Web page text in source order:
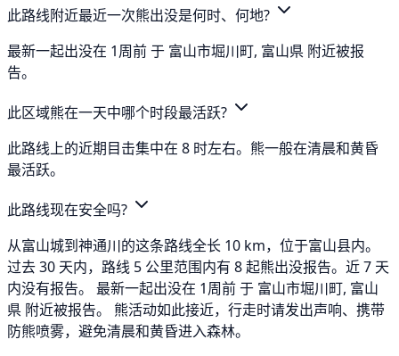
此路线附近最近一次熊出没是何时、何地?
最新一起出没在 1周前 于 富山市堀川町, 富山県 附近被报
告。
此区域熊在一天中哪个时段最活跃?
此路线上的近期目击集中在 8 时左右。熊一般在清晨和黄昏
最活跃。
此路线现在安全吗?
从富山城到神通川的这条路线全长 10 km，位于富山县内。
过去 30 天内，路线 5 公里范围内有 8 起熊出没报告。近 7 天
内没有报告。 最新一起出没在 1周前 于 富山市堀川町, 富山
県 附近被报告。 熊活动如此接近，行走时请发出声响、携带
防熊喷雾，避免清晨和黄昏进入森林。